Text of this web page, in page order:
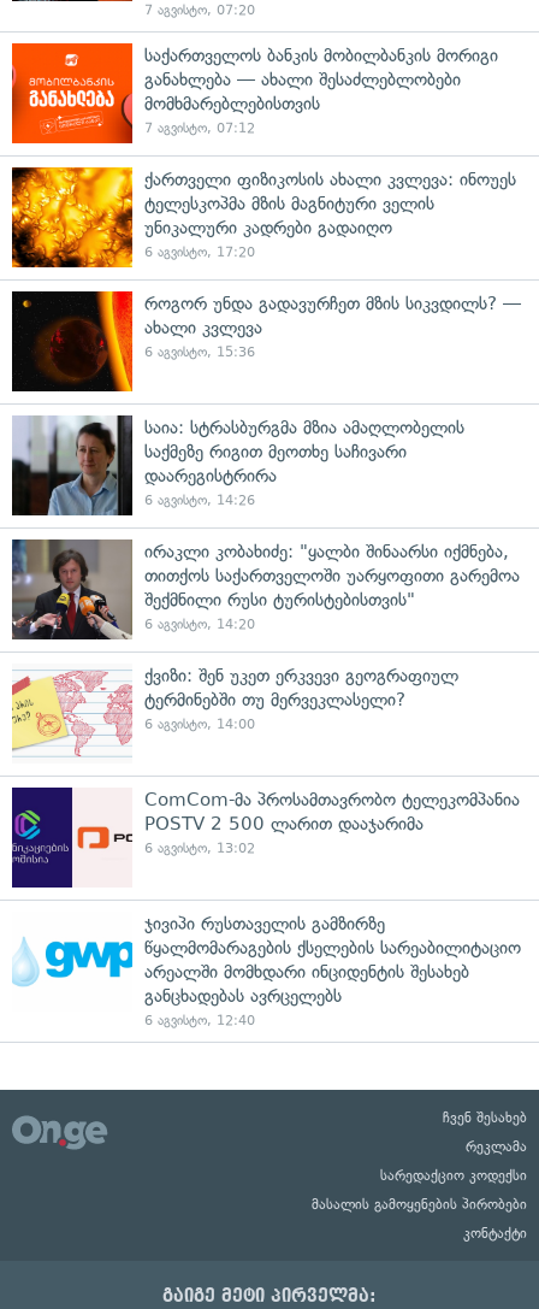
7 აგვისტო, 07:20
საქართველოს ბანკის მობილბანკის მორიგი
განახლება — ახალი შესაძლებლობები
მომხმარებლებისთვის
7 აგვისტო, 07:12
ქართველი ფიზიკოსის ახალი კვლევა: ინოუეს
ტელესკოპმა მზის მაგნიტური ველის
უნიკალური კადრები გადაიღო
6 აგვისტო, 17:20
როგორ უნდა გადავურჩეთ მზის სიკვდილს? —
ახალი კვლევა
6 აგვისტო, 15:36
საია: სტრასბურგმა მზია ამაღლობელის
საქმეზე რიგით მეოთხე საჩივარი
დაარეგისტრირა
6 აგვისტო, 14:26
ირაკლი კობახიძე: "ყალბი შინაარსი იქმნება,
თითქოს საქართველოში უარყოფითი გარემოა
შექმნილი რუსი ტურისტებისთვის"
6 აგვისტო, 14:20
ქვიზი: შენ უკეთ ერკვევი გეოგრაფიულ
ტერმინებში თუ მერვეკლასელი?
6 აგვისტო, 14:00
ComCom-მა პროსამთავრობო ტელეკომპანია
POSTV 2 500 ლარით დააჯარიმა
6 აგვისტო, 13:02
ჯივიპი რუსთაველის გამზირზე
წყალმომარაგების ქსელების სარეაბილიტაციო
არეალში მომხდარი ინციდენტის შესახებ
განცხადებას ავრცელებს
6 აგვისტო, 12:40
ჩვენ შესახებ
რეკლამა
სარედაქციო კოდექსი
მასალის გამოყენების პირობები
კონტაქტი
გაიგე მეტი პირველმა: